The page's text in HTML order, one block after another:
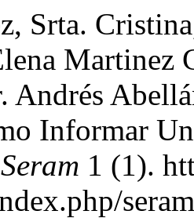
Srta.
Martinez
Andrés
Informar
Seram 1 (1).